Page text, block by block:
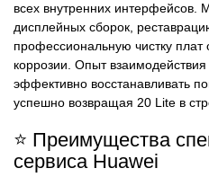
всех внутренних
дисплейных сборок,
профессиональную чистку плат
коррозии. Опыт
эффективно восстанавливать
успешно возвращая 20 Lite в
⭐ Преимущества
сервиса Huawei